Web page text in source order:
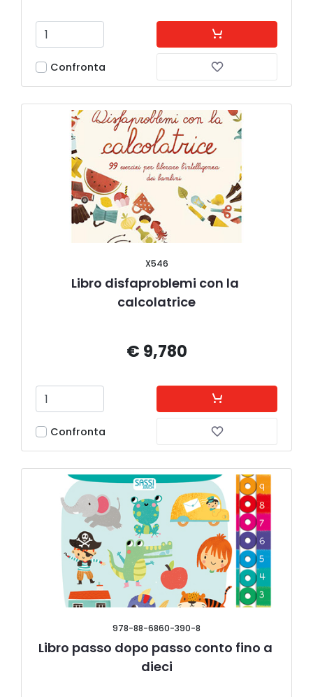
Confronta
X546
Libro disfaproblemi con la
calcolatrice
€ 9,780
Confronta
978-88-6860-390-8
Libro passo dopo passo conto fino a
dieci